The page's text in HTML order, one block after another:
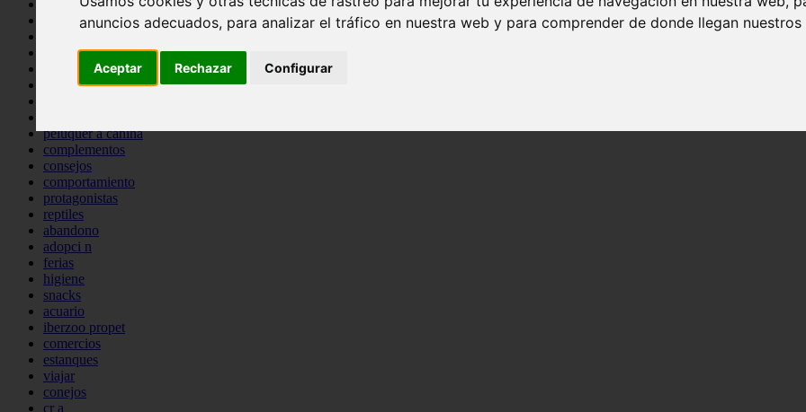
anuncios adecuados, para analizar el tráfico en nuestra web y para comprender de donde llegan
Aceptar Rechazar Configurar
marketing
peque os mam feros
legislaci n
peluquer a canina
complementos
consejos
comportamiento
protagonistas
reptiles
abandono
adopci n
ferias
higiene
snacks
acuario
iberzoo propet
comercios
estanques
viajar
conejos
cr a